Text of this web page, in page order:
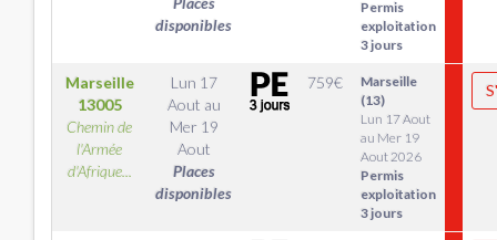
disponibles
Permis
exploitation
3 jours
Marseille
13005
Chemin de
l'Armée
d'Afrique...
Lun 17
Aout au
Mer 19
Aout
Places
disponibles
759€
Marseille
(13)
Lun 17 Aout
au Mer 19
Aout 2026
Permis
exploitation
3 jours